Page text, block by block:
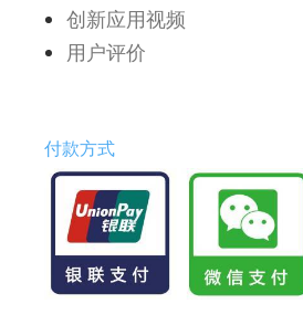
创新应用视频
用户评价
付款方式